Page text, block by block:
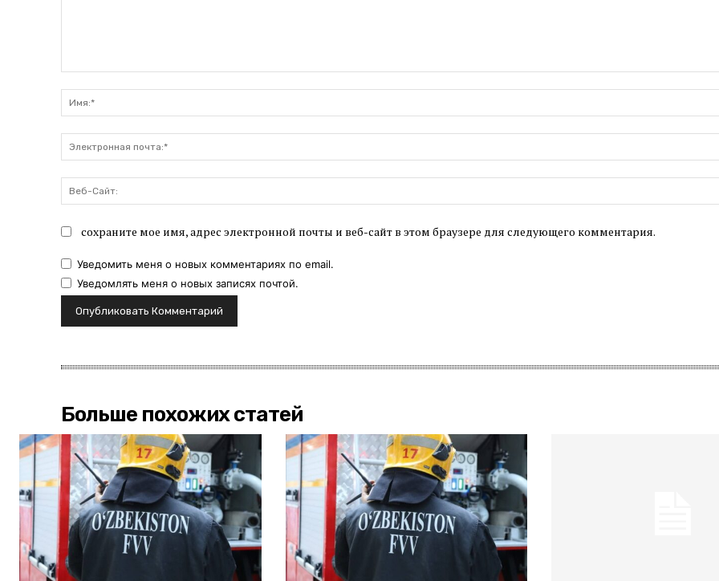
сохраните мое имя, адрес электронной почты и веб-сайт в этом браузере для следующего комментария.
Уведомить меня о новых комментариях по email.
Уведомлять меня о новых записях почтой.
Больше похожих статей